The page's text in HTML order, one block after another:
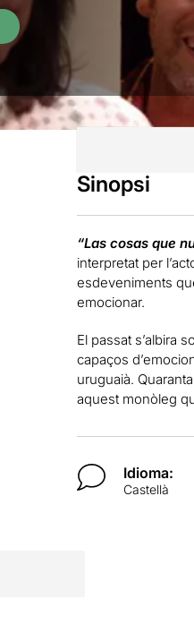
Sinopsi
“Las cosas que
interpretat per
esdeveniments
emocionar.
El passat s’albira
capaços
uruguaià.
aquest monòleg
Idioma:
Castellà